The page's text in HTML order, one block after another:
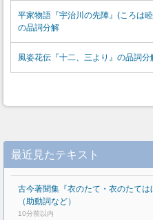
平家物語『宇治川の先陣』(ころは
の品詞分解
風姿花伝『十二、三より』の品詞分
最近見たテキスト
古今著聞集『衣のたて・衣のたて
（助動詞など）
10分前以内